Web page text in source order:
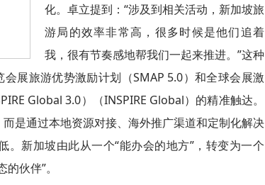
化。卓立提到：“涉及到相关活动，新加坡旅
游局的效率非常高，很多时候是他们追着
我，很有节奏感地帮我们一起来推进。”这种
展旅游优势激励计划（SMAP 5.0）和全球会展激
Global 3.0）（INSPIRE Global）的精准触达。
是通过本地资源对接、海外推广渠道和定制化解决
。新加坡由此从一个“能办会的地方”，转变为一个
伙伴”。